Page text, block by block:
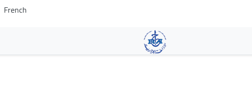
contenu
principal
French